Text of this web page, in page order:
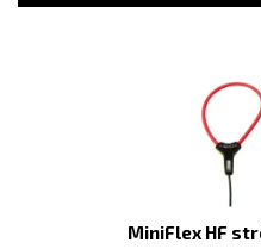
MiniFlex HF